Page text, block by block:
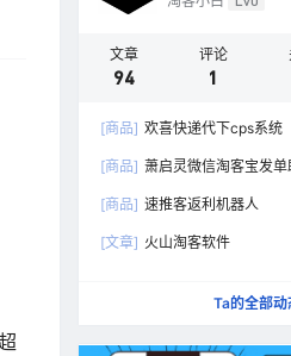
文章
94
评论
1
[商品] 欢喜快递代下cps系统
[商品] 萧启灵微信淘客宝发
[商品] 速推客返利机器人
[文章] 火山淘客软件
Ta的全部动